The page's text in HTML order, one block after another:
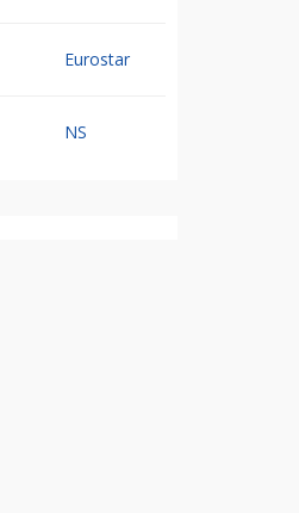
Eurostar
NS